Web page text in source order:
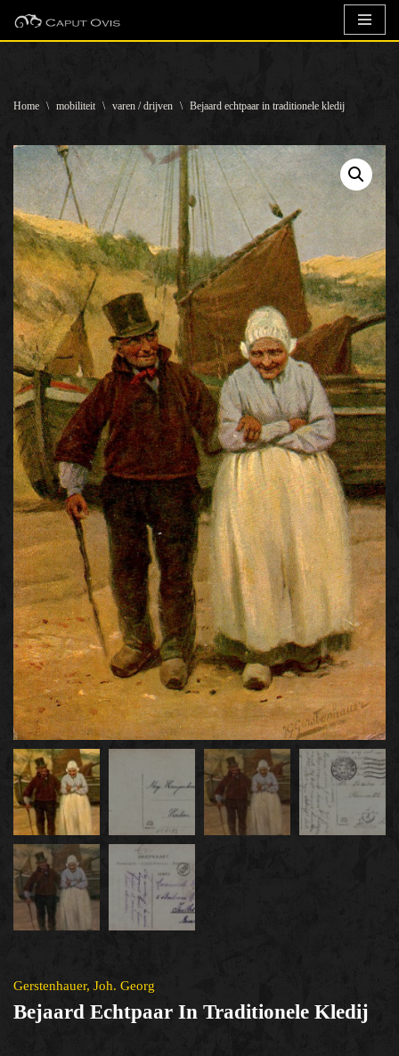
inhoud
Home \ mobiliteit \ varen / drijven \ Bejaard echtpaar in traditionele kledij
Gerstenhauer, Joh. Georg
Bejaard Echtpaar In Traditionele Kledij